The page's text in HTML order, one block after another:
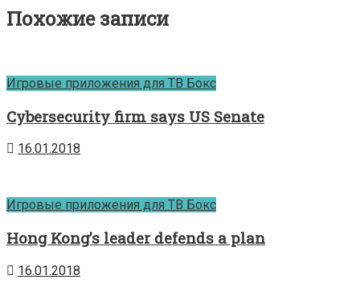
Похожие записи
Игровые приложения для ТВ Бокс
Cybersecurity firm says US Senate
16.01.2018
Игровые приложения для ТВ Бокс
Hong Kong’s leader defends a plan
16.01.2018